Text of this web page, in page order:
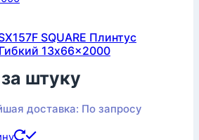
SQUARE Плинтус
13x66x2000
за штуку
доставка: По запросу